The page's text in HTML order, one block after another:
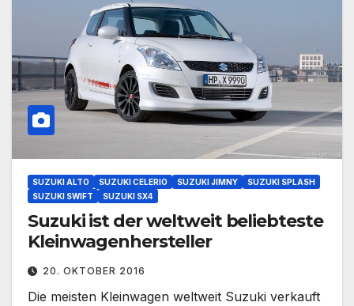
SUZUKI ALTO SUZUKI CELERIO SUZUKI JIMNY
SUZUKI SPLASH
SUZUKI SWIFT
SUZUKI SX4
Suzuki ist der weltweit beliebteste
Kleinwagenhersteller
20. OKTOBER 2016
Die meisten Kleinwagen weltweit Suzuki verkauft